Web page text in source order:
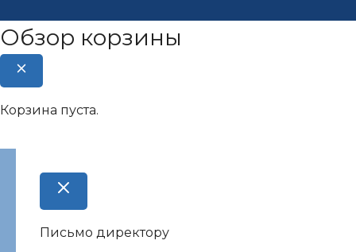
Обзор корзины
Корзина пуста.
Письмо директору